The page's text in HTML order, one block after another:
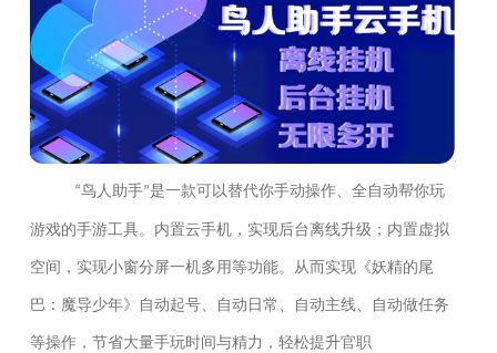
“鸟人助手”是一款可以替代你手动操作、全自动帮你玩
游戏的手游工具。内置云手机，实现后台离线升级；内置虚拟
空间，实现小窗分屏一机多用等功能。从而实现《妖精的尾
巴：魔导少年》自动起号、自动日常、自动主线、自动做任务
等操作，节省大量手玩时间与精力，轻松提升官职